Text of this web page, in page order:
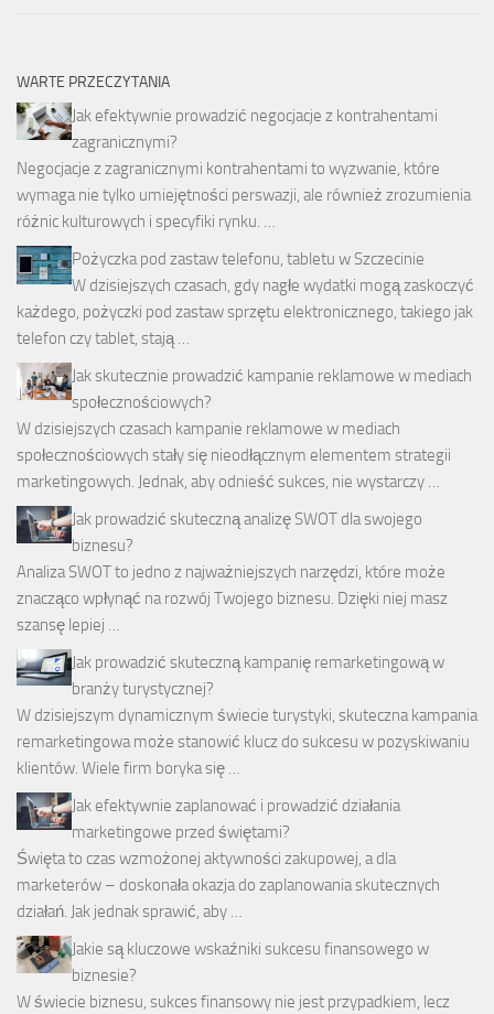
WARTE PRZECZYTANIA
Jak efektywnie prowadzić negocjacje z kontrahentami
zagranicznymi?
Negocjacje z zagranicznymi kontrahentami to wyzwanie, które
wymaga nie tylko umiejętności perswazji, ale również zrozumienia
różnic kulturowych i specyfiki rynku. …
Pożyczka pod zastaw telefonu, tabletu w Szczecinie
W dzisiejszych czasach, gdy nagłe wydatki mogą zaskoczyć
każdego, pożyczki pod zastaw sprzętu elektronicznego, takiego jak
telefon czy tablet, stają …
Jak skutecznie prowadzić kampanie reklamowe w mediach
społecznościowych?
W dzisiejszych czasach kampanie reklamowe w mediach
społecznościowych stały się nieodłącznym elementem strategii
marketingowych. Jednak, aby odnieść sukces, nie wystarczy …
Jak prowadzić skuteczną analizę SWOT dla swojego
biznesu?
Analiza SWOT to jedno z najważniejszych narzędzi, które może
znacząco wpłynąć na rozwój Twojego biznesu. Dzięki niej masz
szansę lepiej …
Jak prowadzić skuteczną kampanię remarketingową w
branży turystycznej?
W dzisiejszym dynamicznym świecie turystyki, skuteczna kampania
remarketingowa może stanowić klucz do sukcesu w pozyskiwaniu
klientów. Wiele firm boryka się …
Jak efektywnie zaplanować i prowadzić działania
marketingowe przed świętami?
Święta to czas wzmożonej aktywności zakupowej, a dla
marketerów – doskonała okazja do zaplanowania skutecznych
działań. Jak jednak sprawić, aby …
Jakie są kluczowe wskaźniki sukcesu finansowego w
biznesie?
W świecie biznesu, sukces finansowy nie jest przypadkiem, lecz